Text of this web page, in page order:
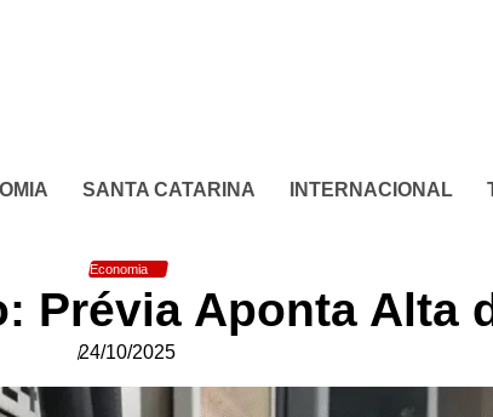
SANTA CATARINA INTERNACIONAL
Economia
Prévia Aponta Alta
24/10/2025